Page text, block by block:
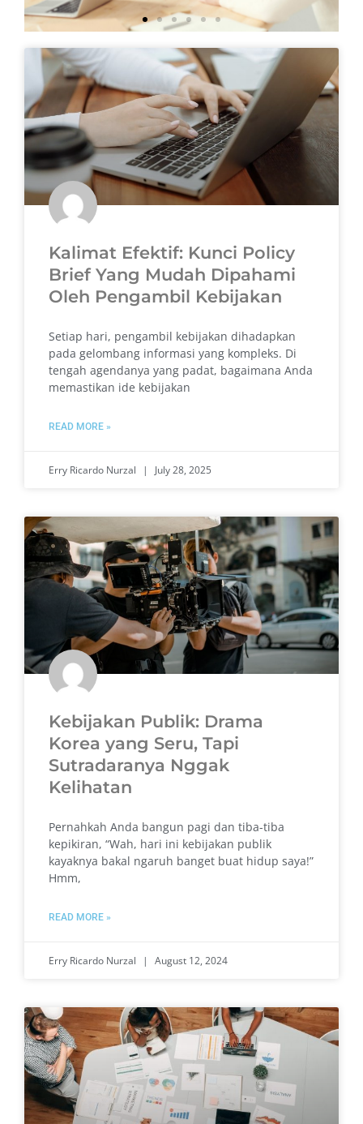
Kalimat Efektif: Kunci Policy
Brief Yang Mudah Dipahami
Oleh Pengambil Kebijakan
Setiap hari, pengambil kebijakan dihadapkan
pada gelombang informasi yang kompleks. Di
tengah agendanya yang padat, bagaimana Anda
memastikan ide kebijakan
READ MORE »
Erry Ricardo Nurzal July 28, 2025
Kebijakan Publik: Drama
Korea yang Seru, Tapi
Sutradaranya Nggak
Kelihatan
Pernahkah Anda bangun pagi dan tiba-tiba
kepikiran, “Wah, hari ini kebijakan publik
kayaknya bakal ngaruh banget buat hidup saya!”
Hmm,
READ MORE »
Erry Ricardo Nurzal August 12, 2024
g
e
P
a
g
e
P
a
g
e
P
g
e